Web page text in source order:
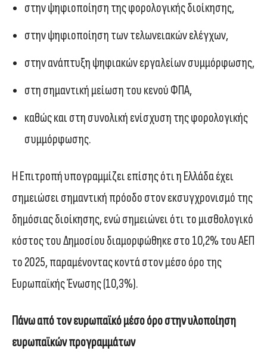
στην ψηφιοποίηση της φορολογικής διοίκησης,
στην ψηφιοποίηση των τελωνειακών ελέγχων,
στην ανάπτυξη ψηφιακών εργαλείων συμμόρφωσης,
στη σημαντική μείωση του κενού ΦΠΑ,
καθώς και στη συνολική ενίσχυση της φορολογικής
συμμόρφωσης.
Η Επιτροπή υπογραμμίζει επίσης ότι η Ελλάδα έχει
σημειώσει σημαντική πρόοδο στον εκσυγχρονισμό της
δημόσιας διοίκησης, ενώ σημειώνει ότι το μισθολογικό
κόστος του Δημοσίου διαμορφώθηκε στο 10,2% του ΑΕΠ
το 2025, παραμένοντας κοντά στον μέσο όρο της
Ευρωπαϊκής Ένωσης (10,3%).
Πάνω από τον ευρωπαϊκό μέσο όρο στην υλοποίηση
ευρωπαϊκών προγραμμάτων